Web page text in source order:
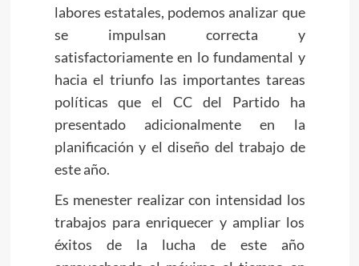
labores estatales, podemos analizar que
se impulsan correcta y
satisfactoriamente en lo fundamental y
hacia el triunfo las importantes tareas
políticas que el CC del Partido ha
presentado adicionalmente en la
planificación y el diseño del trabajo de
este año.
Es menester realizar con intensidad los
trabajos para enriquecer y ampliar los
éxitos de la lucha de este año